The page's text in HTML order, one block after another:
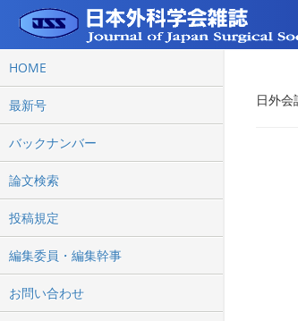
HOME
最新号
バックナンバー
論文検索
投稿規定
編集委員・編集幹事
お問い合わせ
日外